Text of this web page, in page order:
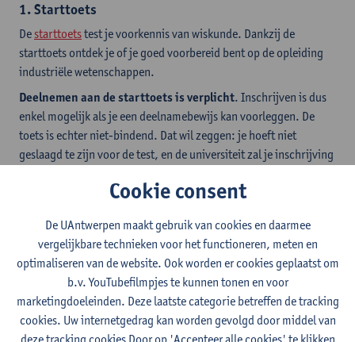
1. Starttoets
De starttoetstest je voorkennis van wiskunde. Dankzij de
starttoets ontdek je of je goed voorbereid bent op de opleiding
industriële wetenschappen.
Deelnemen aan de starttoets is verplicht. Inschrijven is dus
enkel mogelijk als je een deelnamebewijs kan voorleggen. De
toets is echter niet-bindend. Dat wil zeggen: je hoeft niet
geslaagd te zijn voor de test, en de universiteit zal je inschrijving
niet geslaagdbent raden we echter wél aan dat je je
studiekeuze heroverweegt, of eengesprek inboekt met een
studietrajectbegeleider . De starttoets heeft immers een sterk
voorspellende waarde; als je resultaten op de starttoets niet goed
waren, is de kans groot dat je resultaten doorheen de opleiding
ook onvoldoende zijn.
2. Vooropleiding
Cookie consent
De UAntwerpen maakt gebruik van cookies en daarmee
vergelijkbare technieken voor het functioneren, meten en
optimaliseren van de website. Ook worden er cookies geplaatst om
b.v. YouTubefilmpjes te kunnen tonen en voor
marketingdoeleinden. Deze laatste categorie betreffen de tracking
cookies. Uw internetgedrag kan worden gevolgd door middel van
deze tracking cookies Door op 'Accepteer alle cookies' te klikken